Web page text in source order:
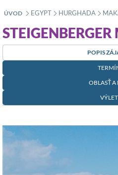
ÚVOD »
EGYPT »
HURGHADA »
POPIS
OBLASŤ A